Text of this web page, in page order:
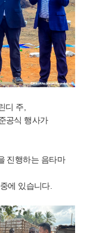
디 주,
공식 행사가
진행하는 음타마
에 있습니다.